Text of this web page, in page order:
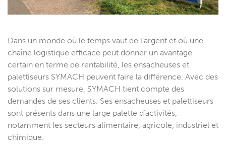
Dans un monde où le temps vaut de l’argent et où une
chaîne logistique efficace peut donner un avantage
certain en terme de rentabilité, les ensacheuses et
palettiseurs SYMACH peuvent faire la différence. Avec des
solutions sur mesure, SYMACH tient compte des
demandes de ses clients. Ses ensacheuses et palettiseurs
sont présents dans une large palette d’activités,
notamment les secteurs alimentaire, agricole, industriel et
chimique.